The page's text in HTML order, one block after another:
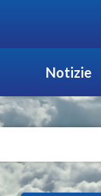
Notizie